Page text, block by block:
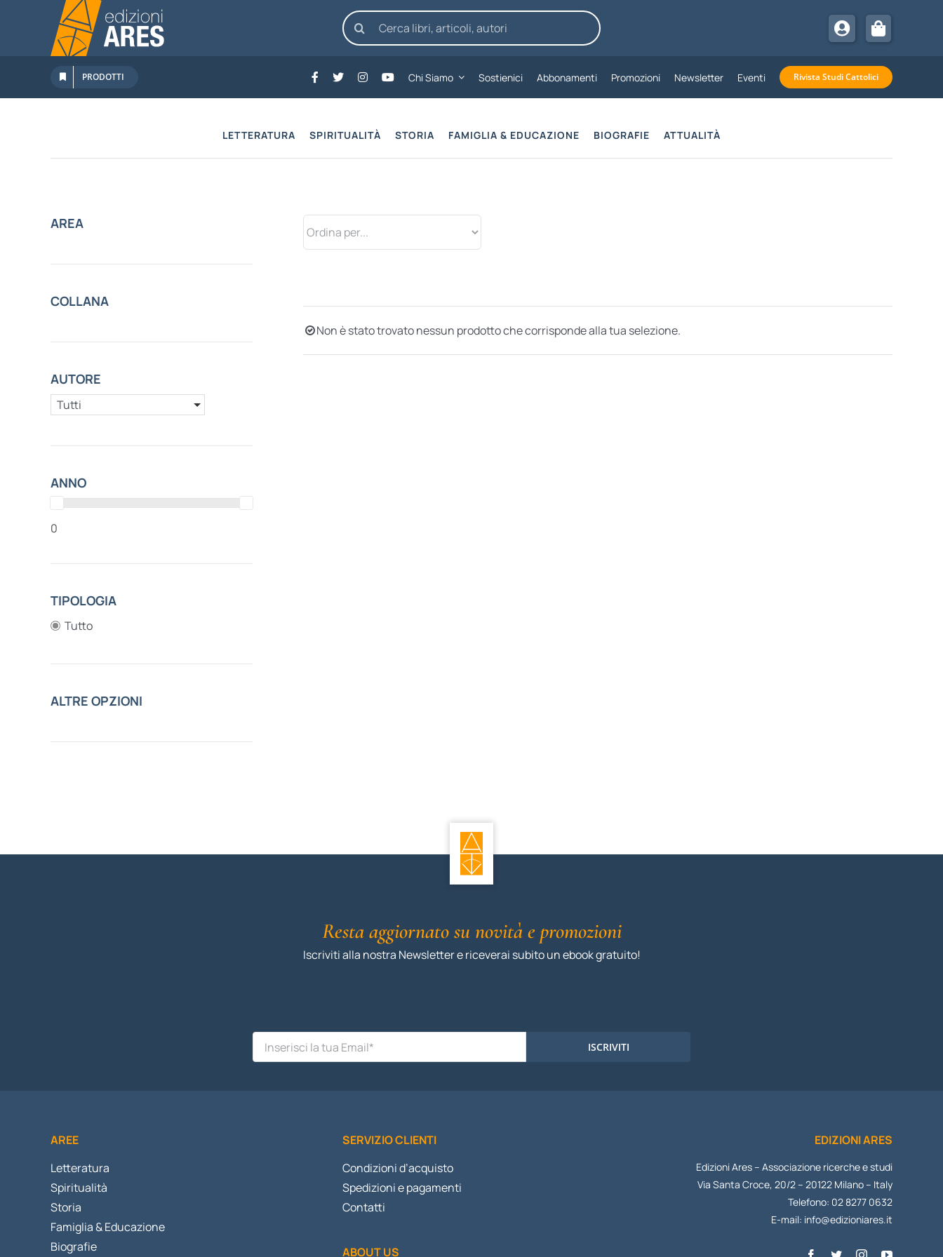
contenuto
Cerca
per:
PRODOTTI Chi Siamo Sostienici Abbonamenti Promozioni Newsletter Eventi Rivista Studi Cattolici
LETTERATURA SPIRITUALITÀ STORIA FAMIGLIA & EDUCAZIONE BIOGRAFIE ATTUALITÀ
Non è stato trovato nessun prodotto che corrisponde alla tua selezione.
AREA
COLLANA
AUTORE
Tutti
ANNO
0
TIPOLOGIA
Tutto
ALTRE OPZIONI
Resta aggiornato su novità e promozioni
Iscriviti alla nostra Newsletter e riceverai subito un ebook gratuito!
ISCRIVITI
AREE
Letteratura
Spiritualità
Storia
Famiglia & Educazione
Biografie
SERVIZIO CLIENTI
Condizioni d’acquisto
Spedizioni e pagamenti
Contatti
ABOUT US
EDIZIONI ARES
Edizioni Ares – Associazione ricerche e studi
Via Santa Croce, 20/2 – 20122 Milano – Italy
Telefono: 02 8277 0632
E-mail: info@edizioniares.it